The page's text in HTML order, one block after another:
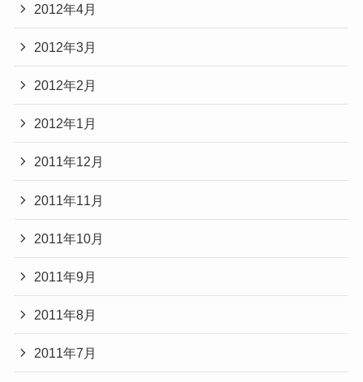
2012年4月
2012年3月
2012年2月
2012年1月
2011年12月
2011年11月
2011年10月
2011年9月
2011年8月
2011年7月